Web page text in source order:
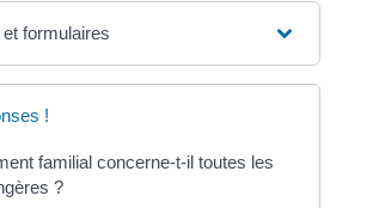
formulaires
!
familial concerne-t-il toutes les
?